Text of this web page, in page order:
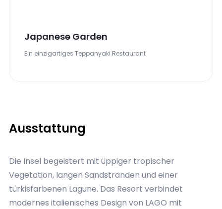
Japanese Garden
Ein einzigartiges Teppanyaki Restaurant
Ausstattung
Die Insel begeistert mit üppiger tropischer
Vegetation, langen Sandstränden und einer
türkisfarbenen Lagune. Das Resort verbindet
modernes italienisches Design von LAGO mit